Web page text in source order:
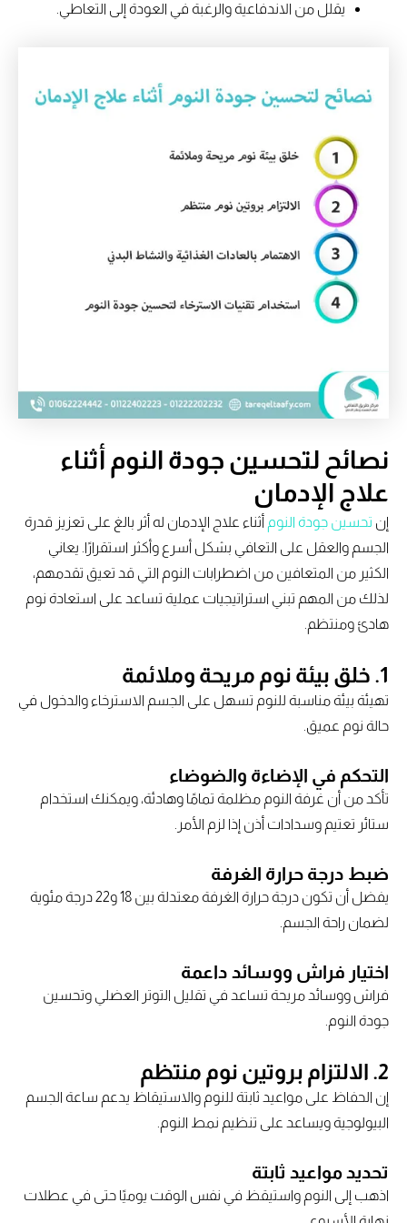
يقلل من الاندفاعية والرغبة في العودة إلى التعاطي.
نصائح لتحسين جودة النوم أثناء
علاج الإدمان
إنتحسين جودة النومأثناء علاج الإدمان له أثر بالغ على تعزيز قدرة
الجسم والعقل على التعافي بشكل أسرع وأكثر استقرارًا. يعاني
الكثير من المتعافين من اضطرابات النوم التي قد تعيق تقدمهم،
لذلك من المهم تبني استراتيجيات عملية تساعد على استعادة نوم
هادئ ومنتظم.
تهيئة بيئة مناسبة للنوم تسهل على الجسم الاسترخاء والدخول في
حالة نوم عميق.
التحكم في الإضاءة والضوضاء
تأكد من أن غرفة النوم مظلمة تمامًا وهادئة، ويمكنك استخدام
ستائر تعتيم وسدادات أذن إذا لزم الأمر.
ضبط درجة حرارة الغرفة
يفضل أن تكون درجة حرارة الغرفة معتدلة بين 18 و22 درجة مئوية
لضمان راحة الجسم.
اختيار فراش ووسائد داعمة
فراش ووسائد مريحة تساعد في تقليل التوتر العضلي وتحسين
جودة النوم.
2. الالتزام بروتين نوم منتظم
إن الحفاظ على مواعيد ثابتة للنوم والاستيقاظ يدعم ساعة الجسم
البيولوجية ويساعد على تنظيم نمط النوم.
تحديد مواعيد ثابتة
اذهب إلى النوم واستيقظ في نفس الوقت يوميًا حتى في عطلات